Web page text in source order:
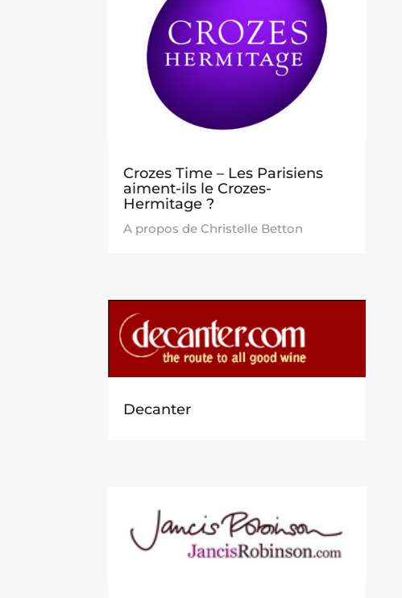
Crozes Time – Les Parisiens
aiment-ils le Crozes-
Hermitage ?
A propos de Christelle Betton
Decanter